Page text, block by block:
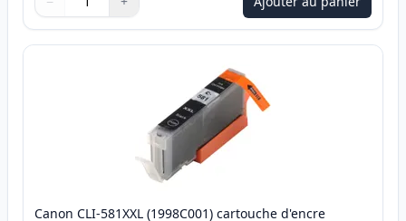
Quantité
Utilisez les boutons pour ajuster
Quantité
Canon CLI-581XXL (1998C001) cartouche d'encre